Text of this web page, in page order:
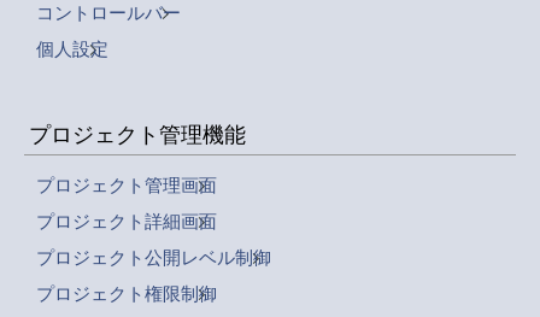
コントロールバー
個人設定
プロジェクト管理機能
プロジェクト管理画面
プロジェクト詳細画面
プロジェクト公開レベル制御
プロジェクト権限制御